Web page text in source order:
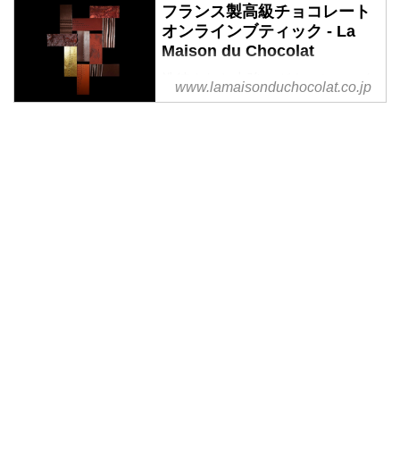
フランス製高級チョコレート
オンラインブティック - La
Maison du Chocolat
洗練された力強いガナッシュ、タ
ブレット、ユニークなチョコレー
www.lamaisonduchocolat.co.jp